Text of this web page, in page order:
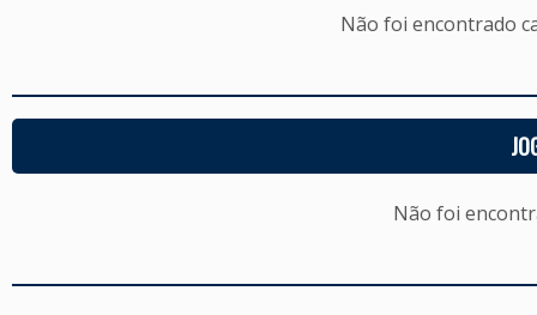
Não foi encontrado
Não foi